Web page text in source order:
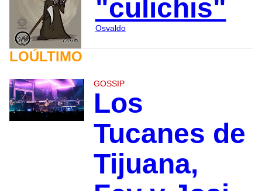
"culichis"
Osvaldo
LOÚLTIMO
GOSSIP
Los
Tucanes de
Tijuana,